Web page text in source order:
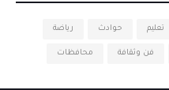
تعليم حوادث رياضة
فن وثقافة محافظات